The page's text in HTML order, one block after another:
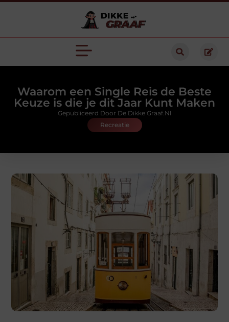
Waarom een Single Reis de Beste
Keuze is die je dit Jaar Kunt Maken
Recreatie
Gepubliceerd Door De Dikke Graaf.nl